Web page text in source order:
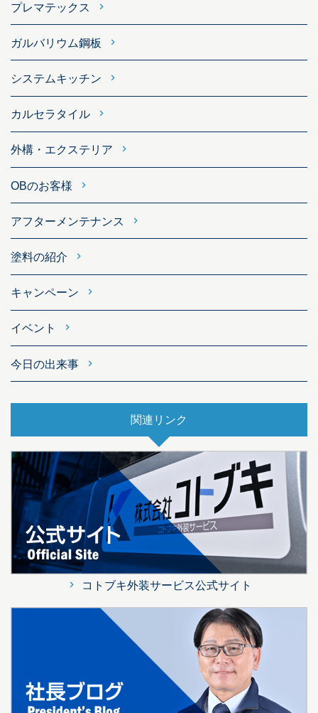
プレマテックス
ガルバリウム鋼板
システムキッチン
カルセラタイル
外構・エクステリア
OBのお客様
アフターメンテナンス
塗料の紹介
キャンペーン
イベント
今日の出来事
関連リンク
コトブキ外装サービス公式サイト